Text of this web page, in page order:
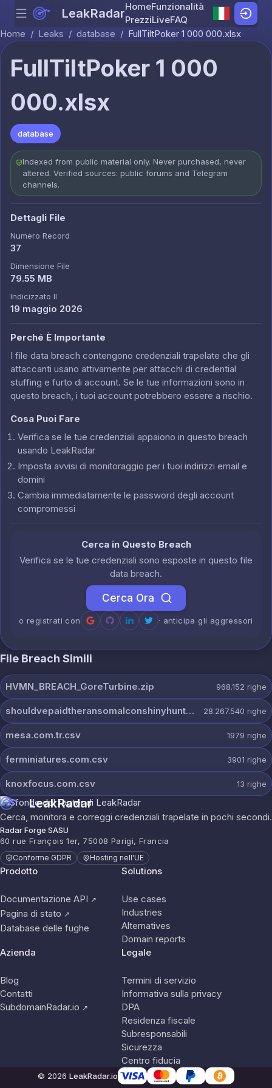
Skip to content
Menu LeakRadarHomeFunzionalità
PrezziLiveFAQ
Home / Leaks / database / FullTiltPoker 1 000 000.xlsx
FullTiltPoker 1 000
000.xlsx
database
Indexed from public material only. Never purchased, never
altered. Verified sources: public forums and Telegram
channels.
Dettagli File
Numero Record
37
Dimensione File
79.55 MB
Indicizzato Il
19 maggio 2026
Perché È Importante
I file data breach contengono credenziali trapelate che gli
attaccanti usano attivamente per attacchi di credential
stuffing e furto di account. Se le tue informazioni sono in
questo breach, i tuoi account potrebbero essere a rischio.
Cosa Puoi Fare
Verifica se le tue credenziali appaiono in questo breach
usando LeakRadar
Imposta avvisi di monitoraggio per i tuoi indirizzi email e
domini
Cambia immediatamente le password degli account
compromessi
Cerca in Questo Breach
Verifica se le tue credenziali sono esposte in questo file
data breach.
Cerca Ora
o registrati con · anticipa gli aggressori
File Breach Simili
HVMN_BREACH_GoreTurbine.zip 968.152 righe
shouldvepaidtheransomalconshinyhunters.7z 28.267.540 righe
mesa.com.tr.csv 1979 righe
ferminiatures.com.csv 3901 righe
knoxfocus.com.csv 13 righe
LeakRadar
Cerca, monitora e correggi credenziali trapelate in pochi secondi.
Radar Forge SASU
60 rue François 1er, 75008 Parigi, Francia
Conforme GDPR Hosting nell'UE
Prodotto
Documentazione API ↗
Pagina di stato ↗
Database delle fughe
Solutions
Use cases
Industries
Alternatives
Domain reports
Azienda
Blog
Contatti
SubdomainRadar.io ↗
Legale
Termini di servizio
Informativa sulla privacy
DPA
Residenza fiscale
Subresponsabili
Sicurezza
Centro fiducia
© 2026 LeakRadar.io